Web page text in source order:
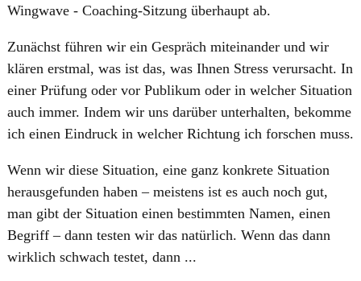
Wingwave - Coaching-Sitzung überhaupt ab.
Zunächst führen wir ein Gespräch miteinander und wir
klären erstmal, was ist das, was Ihnen Stress verursacht. In
einer Prüfung oder vor Publikum oder in welcher Situation
auch immer. Indem wir uns darüber unterhalten, bekomme
ich einen Eindruck in welcher Richtung ich forschen muss.
Wenn wir diese Situation, eine ganz konkrete Situation
herausgefunden haben – meistens ist es auch noch gut,
man gibt der Situation einen bestimmten Namen, einen
Begriff – dann testen wir das natürlich. Wenn das dann
wirklich schwach testet, dann ...